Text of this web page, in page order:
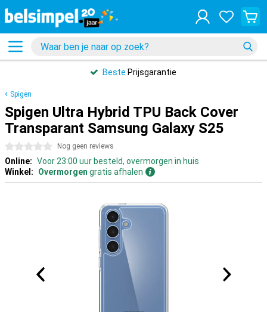
Beste Prijsgarantie
Spigen
Spigen Ultra Hybrid TPU Back Cover
Transparant Samsung Galaxy S25
0 sterren Nog geen reviews
Online: Voor 23:00 uur besteld, overmorgen in huis
Winkel:
Overmorgen gratis afhalen